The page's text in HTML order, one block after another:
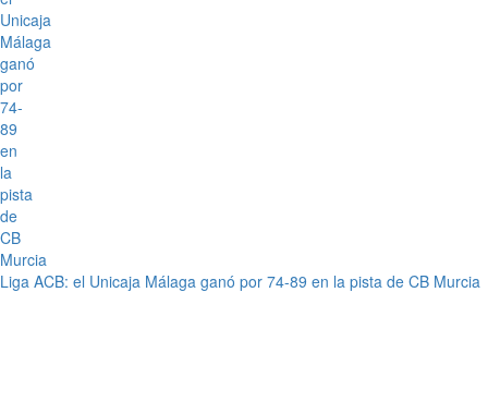
Liga ACB: el Unicaja Málaga ganó por 74-89 en la pista de CB Murcia